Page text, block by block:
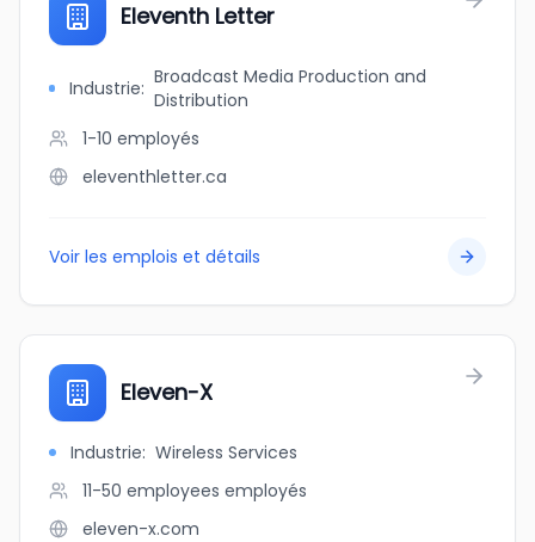
Eleventh Letter
Industrie: Broadcast Media Production and
Distribution
1-10 employés
eleventhletter.ca
Voir les emplois et détails
Eleven-X
Industrie: Wireless Services
11-50 employees employés
eleven-x.com